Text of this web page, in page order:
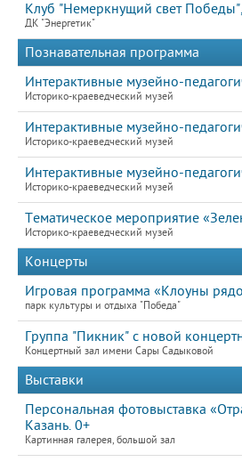
Клуб "Немеркнущий свет
ДК "Энергетик"
Познавательная программа
Интерактивные музейно-
Историко-краеведческий музей
Интерактивные музейно-
Историко-краеведческий музей
Интерактивные музейно-
Историко-краеведческий музей
Тематическое мероприятие
Историко-краеведческий музей
Концерты
Игровая программа «Клоуны
парк культуры и отдыха "Победа"
Группа "Пикник" с новой
Концертный зал имени Сары Садыковой
Выставки
Персональная фотовыставка
Казань. 0+
Картинная галерея, большой зал